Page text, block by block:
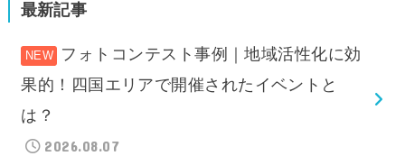
最新記事
フォトコンテスト事例｜地域活性化に効
果的！四国エリアで開催されたイベントと
は？
2026.08.07